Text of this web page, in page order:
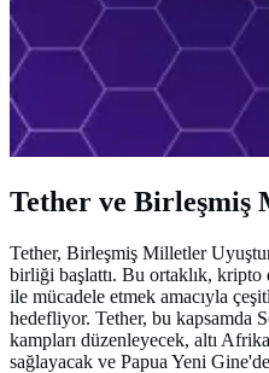
Tether ve
Tether, Birleşmiş Milletler
birliği başlattı. Bu ortaklık, kripto
ile mücadele etmek amacıyla
hedefliyor. Tether, bu kapsamda
kampları düzenleyecek, altı
sağlayacak ve Papua Yeni